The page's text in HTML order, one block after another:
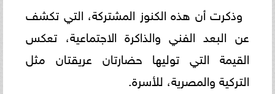
وذكرت أن هذه الكنوز المشتركة، التي تكشف
عن البعد الفني والذاكرة الاجتماعية، تعكس
القيمة التي توليها حضارتان عريقتان مثل
التركية والمصرية، للأسرة.